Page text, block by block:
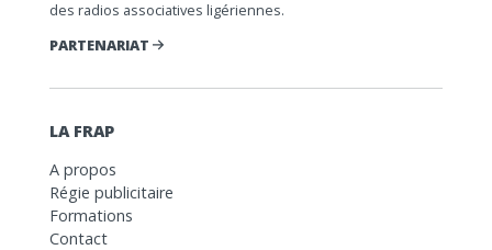
des radios associatives ligériennes.
PARTENARIAT
LA FRAP
A propos
Régie publicitaire
Formations
Contact